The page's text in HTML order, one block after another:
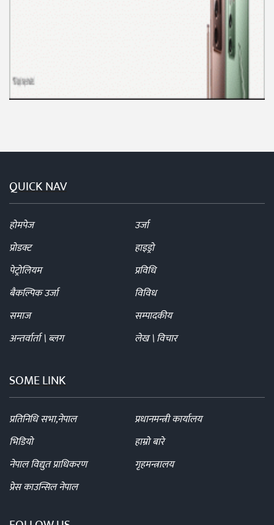
QUICK NAV
होमपेज
उर्जा
प्रोडक्ट
हाइड्रो
पेट्रोलियम
प्रविधि
बैकल्पिक उर्जा
विविध
समाज
सम्पादकीय
अन्तर्वार्ता \ ब्लग
लेख \ विचार
SOME LINK
प्रतिनिधि सभा,नेपाल
प्रधानमन्त्री कार्यालय
भिडियो
हाम्रो बारे
नेपाल विद्युत प्राधिकरण
गृहमन्त्रालय
प्रेस काउन्सिल नेपाल